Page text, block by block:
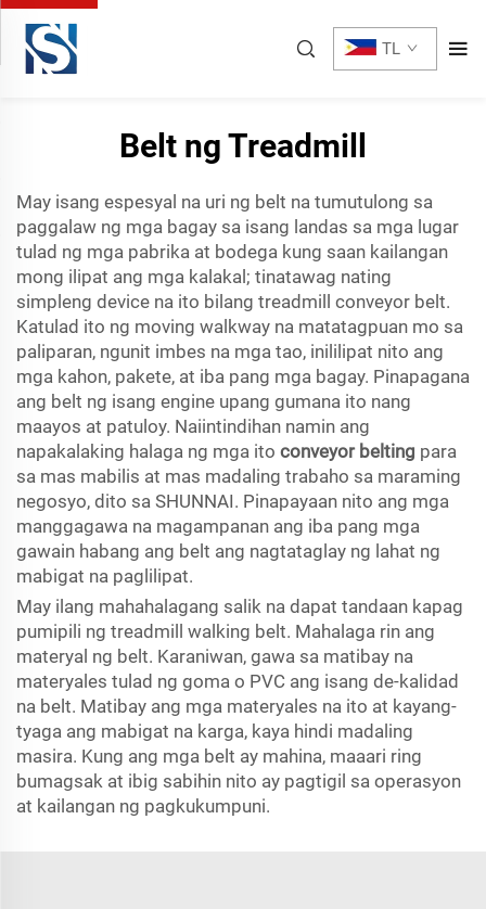
TL
Belt ng Treadmill
May isang espesyal na uri ng belt na tumutulong sa
paggalaw ng mga bagay sa isang landas sa mga lugar
tulad ng mga pabrika at bodega kung saan kailangan
mong ilipat ang mga kalakal; tinatawag nating
simpleng device na ito bilang treadmill conveyor belt.
Katulad ito ng moving walkway na matatagpuan mo sa
paliparan, ngunit imbes na mga tao, inililipat nito ang
mga kahon, pakete, at iba pang mga bagay. Pinapagana
ang belt ng isang engine upang gumana ito nang
maayos at patuloy. Naiintindihan namin ang
napakalaking halaga ng mga ito conveyor belting para
sa mas mabilis at mas madaling trabaho sa maraming
negosyo, dito sa SHUNNAI. Pinapayaan nito ang mga
manggagawa na magampanan ang iba pang mga
gawain habang ang belt ang nagtataglay ng lahat ng
mabigat na paglilipat.
May ilang mahahalagang salik na dapat tandaan kapag
pumipili ng treadmill walking belt. Mahalaga rin ang
materyal ng belt. Karaniwan, gawa sa matibay na
materyales tulad ng goma o PVC ang isang de-kalidad
na belt. Matibay ang mga materyales na ito at kayang-
tyaga ang mabigat na karga, kaya hindi madaling
masira. Kung ang mga belt ay mahina, maaari ring
bumagsak at ibig sabihin nito ay pagtigil sa operasyon
at kailangan ng pagkukumpuni.